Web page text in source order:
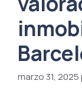
marzo 31, 2025